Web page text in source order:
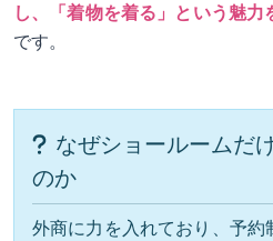
し、「着物を着る」という魅
です。
なぜショールームだ
のか
外商に力を入れており、予